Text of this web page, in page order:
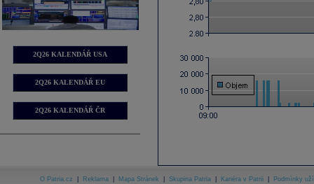
2Q26 KALENDÁŘ USA
2Q26 KALENDÁŘ EU
2Q26 KALENDÁŘ ČR
O Patria.cz Reklama Mapa Stránek Skupina Patria Kariéra v Patrii Podmínky